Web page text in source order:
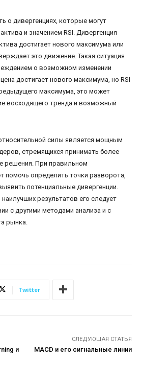
о дивергенциях, которые могут
и значением RSI. Дивергенция
достигает нового максимума или
это движение. Такая ситуация
о возможном изменении
достигает нового максимума, но RSI
максимума, это может
восходящего тренда и возможный
силы является мощным
стремящихся принимать более
решения. При правильном
помочь определить точки разворота,
потенциальные дивергенции.
результатов его следует
с другими методами анализа и с
рынка.
Twitter
и
СЛЕДУЮЩАЯ СТАТЬЯ
MACD и его сигнальные линии